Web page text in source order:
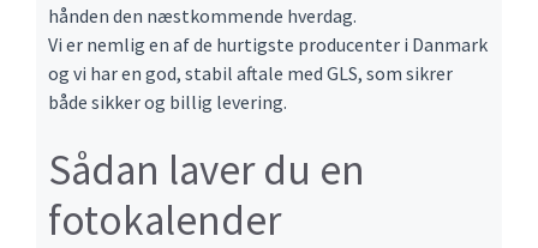
hånden den næstkommende hverdag.
Vi er nemlig en af de hurtigste producenter i Danmark
og vi har en god, stabil aftale med GLS, som sikrer
både sikker og billig levering.
Sådan laver du en
fotokalender